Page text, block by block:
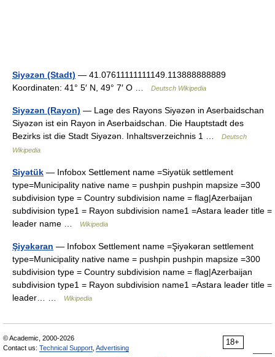
Siyəzən (Stadt) — 41.07611111111149.113888888889
Koordinaten: 41° 5′ N, 49° 7′ O …
Deutsch Wikipedia
Siyəzən (Rayon) — Lage des Rayons Siyəzən in Aserbaidschan
Siyəzən ist ein Rayon in Aserbaidschan. Die Hauptstadt des
Bezirks ist die Stadt Siyəzən. Inhaltsverzeichnis 1 …
Deutsch
Wikipedia
Siyətük — Infobox Settlement name =Siyətük settlement
type=Municipality native name = pushpin pushpin mapsize =300
subdivision type = Country subdivision name = flag|Azerbaijan
subdivision type1 = Rayon subdivision name1 =Astara leader title =
leader name …
Wikipedia
Şiyəkəran — Infobox Settlement name =Şiyəkəran settlement
type=Municipality native name = pushpin pushpin mapsize =300
subdivision type = Country subdivision name = flag|Azerbaijan
subdivision type1 = Rayon subdivision name1 =Astara leader title =
leader… …
Wikipedia
18+
© Academic, 2000-2026
Contact us: Technical Support Advertising